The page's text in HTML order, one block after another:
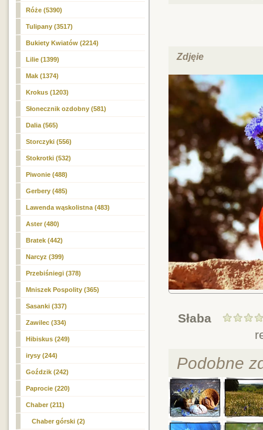
Róże (5390)
Tulipany (3517)
Bukiety Kwiatów (2214)
Lilie (1399)
Mak (1374)
Krokus (1203)
Słonecznik ozdobny (581)
Dalia (565)
Storczyki (556)
Stokrotki (532)
Piwonie (488)
Gerbery (485)
Lawenda wąskolistna (483)
Aster (480)
Bratek (442)
Narcyz (399)
Przebiśniegi (378)
Mniszek Pospolity (365)
Sasanki (337)
Zawilec (334)
Hibiskus (249)
irysy (244)
Goździk (242)
Paprocie (220)
Chaber (211)
Chaber górski (2)
Zdjęie
Słaba
Podobne